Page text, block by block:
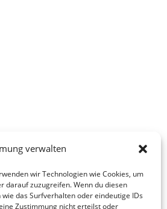
verwalten
wir Technologien wie Cookies, um
darauf zuzugreifen. Wenn du diesen
das Surfverhalten oder eindeutige IDs
Zustimmung nicht erteilst oder